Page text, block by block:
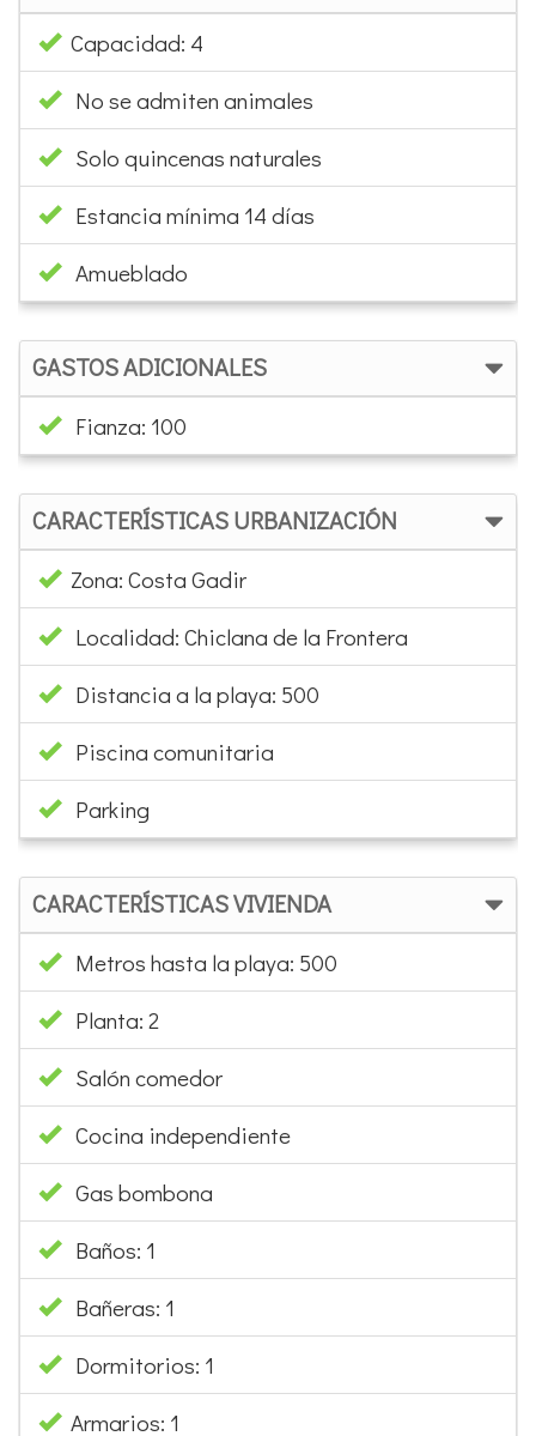
Capacidad: 4
No se admiten animales
Solo quincenas naturales
Estancia mínima 14 días
Amueblado
GASTOS ADICIONALES
Fianza: 100
CARACTERÍSTICAS URBANIZACIÓN
Zona: Costa Gadir
Localidad: Chiclana de la Frontera
Distancia a la playa: 500
Piscina comunitaria
Parking
CARACTERÍSTICAS VIVIENDA
Metros hasta la playa: 500
Planta: 2
Salón comedor
Cocina independiente
Gas bombona
Baños: 1
Bañeras: 1
Dormitorios: 1
Armarios: 1